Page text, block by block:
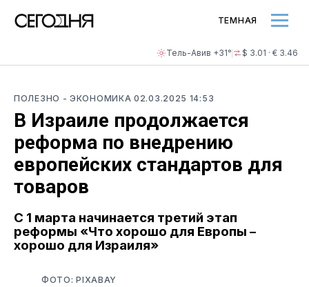
Тель-Авив +31° $ 3.01 · € 3.46
ТЕМНАЯ
ПОЛЕЗНО - ЭКОНОМИКА02.03.2025 14:53
В Израиле продолжается
реформа по внедрению
европейских стандартов для
товаров
С 1 марта начинается третий этап
реформы «Что хорошо для Европы –
хорошо для Израиля»
ФОТО: PIXABAY